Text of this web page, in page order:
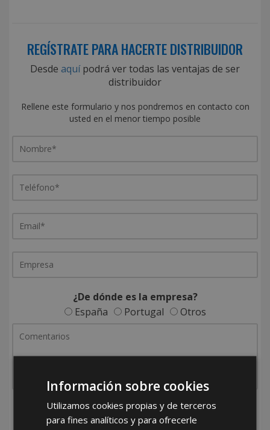
REGÍSTRATE PARA HACERTE DISTRIBUIDOR
Desde aquípodrá ver todas las ventajas de ser
distribuidor
Rellene este formulario y nos pondremos en contacto con
usted en el menor tiempo posible
¿De dónde es la empresa?
España
Portugal Otros
He leído y acepto laPolítica de Privacidad
Información sobre cookies
Utilizamos cookies propias y de terceros
para fines analíticos y para ofrecerle